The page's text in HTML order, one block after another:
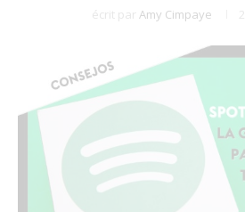
écrit par Amy Cimpaye